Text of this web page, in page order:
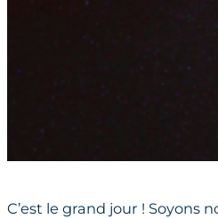
C’est le grand jour ! Soyons